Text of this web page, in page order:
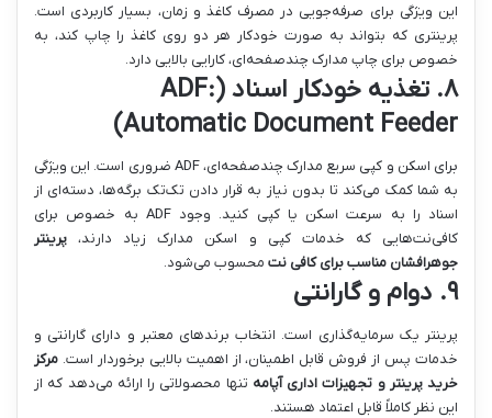
این ویژگی برای صرفه‌جویی در مصرف کاغذ و زمان، بسیار کاربردی است.
پرینتری که بتواند به صورت خودکار هر دو روی کاغذ را چاپ کند، به
خصوص برای چاپ مدارک چندصفحه‌ای، کارایی بالایی دارد.
۸. تغذیه خودکار اسناد (ADF:
Automatic Document Feeder)
برای اسکن و کپی سریع مدارک چندصفحه‌ای، ADF ضروری است. این ویژگی
به شما کمک می‌کند تا بدون نیاز به قرار دادن تک‌تک برگه‌ها، دسته‌ای از
اسناد را به سرعت اسکن یا کپی کنید. وجود ADF به خصوص برای
کافی‌نت‌هایی که خدمات کپی و اسکن مدارک زیاد دارند، پرینتر
جوهرافشان مناسب برای کافی نت محسوب می‌شود.
۹. دوام و گارانتی
پرینتر یک سرمایه‌گذاری است. انتخاب برندهای معتبر و دارای گارانتی و
خدمات پس از فروش قابل اطمینان، از اهمیت بالایی برخوردار است. مرکز
خرید پرینتر و تجهیزات اداری آپامه تنها محصولاتی را ارائه می‌دهد که از
این نظر کاملاً قابل اعتماد هستند.